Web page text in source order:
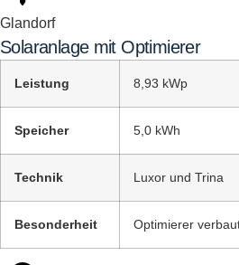
Glandorf
Solaranlage mit Optimierer
Leistung 8,93 kWp
Speicher 5,0 kWh
Technik Luxor und Trina
Besonderheit Optimierer